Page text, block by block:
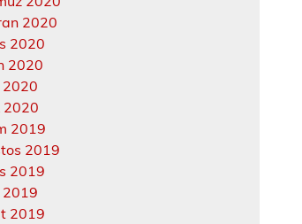
2020
2020
2020
2020
2019
2019
2019
2019